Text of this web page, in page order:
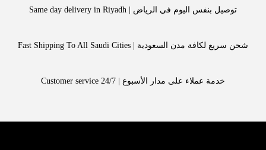
توصيل بنفس اليوم في الرياض | Same day delivery in Riyadh
شحن سريع لكافة مدن السعودية | Fast Shipping To All Saudi Cities
خدمة عملاء على مدار الأسبوع | Customer service 24/7